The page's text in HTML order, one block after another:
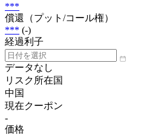
***
償還（プット/コール権）
*** (-)
経過利子
データなし
リスク所在国
中国
現在クーポン
-
価格